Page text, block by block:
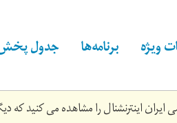
ویژه برنامه‌ها جدول
اینترنشنال را مشاهده می کنید که